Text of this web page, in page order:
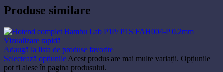
Produse similare
Vizualizare rapidă
Adaugă la lista de produse favorite
Selectează opțiunile Acest produs are mai multe variații. Opțiunile
pot fi alese în pagina produsului.